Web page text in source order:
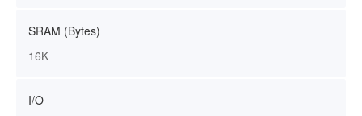
SRAM (Bytes)
16K
I/O